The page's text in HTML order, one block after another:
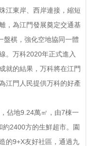
江東岸、西岸連接，縮短
，為江門發展奠定交通基
盤棋，強化空地協同一體
。万科2020年正式進入
就的結果，万科將在江門
江門人民提供万科的好產
佔地9.24萬㎡，由7棟一
2400方的生鮮超市。園
的9+X友好社區，通過九